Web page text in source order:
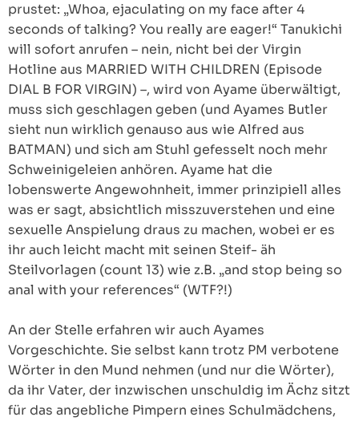
prustet: „Whoa, ejaculating on my face after 4
seconds of talking? You really are eager!“ Tanukichi
will sofort anrufen – nein, nicht bei der Virgin
Hotline aus MARRIED WITH CHILDREN (Episode
DIAL B FOR VIRGIN) –, wird von Ayame überwältigt,
muss sich geschlagen geben (und Ayames Butler
sieht nun wirklich genauso aus wie Alfred aus
BATMAN) und sich am Stuhl gefesselt noch mehr
Schweinigeleien anhören. Ayame hat die
lobenswerte Angewohnheit, immer prinzipiell alles
was er sagt, absichtlich misszuverstehen und eine
sexuelle Anspielung draus zu machen, wobei er es
ihr auch leicht macht mit seinen Steif- äh
Steilvorlagen (count 13) wie z.B. „and stop being so
anal with your references“ (WTF?!)
An der Stelle erfahren wir auch Ayames
Vorgeschichte. Sie selbst kann trotz PM verbotene
Wörter in den Mund nehmen (und nur die Wörter),
da ihr Vater, der inzwischen unschuldig im Ächz sitzt
für das angebliche Pimpern eines Schulmädchens,